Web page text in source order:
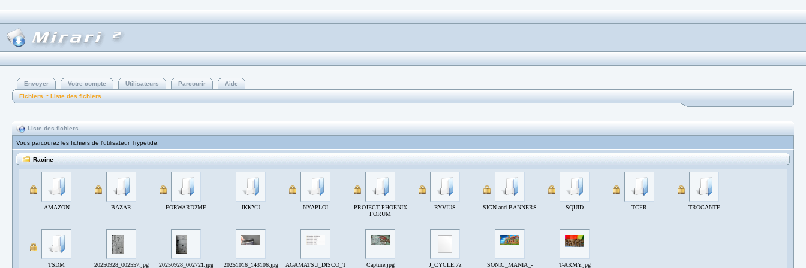
Envoyer Votre compte Utilisateurs Parcourir
Aide
Fichiers :: Liste des fichiers
Liste des fichiers
Vous parcourez les fichiers de l'utilisateur Trypetide.
Racine
AMAZON BAZAR FORWARD2ME IKKYU NYAPLOI
PROJECT PHOENIX
FORUM
RYVIUS SIGN and BANNERS SQUID TCFR TROCANTE
TSDM 20250928_002557.jpg 20250928_002721.jpg 20251016_143106.jpg AGAMATSU_DISCO_TRYP.PNGCapture.jpg J_CYCLE.7z
SONIC_MANIA_-
T-ARMY.jpg